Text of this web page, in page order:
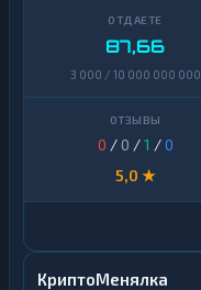
87,66
3 000 / 10 000 000 000
0 / 0 /1 /0
5,0 ★
КриптоМенялка